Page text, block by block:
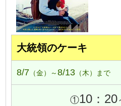
大統領のケーキ
8/7 （金）～8/13 （木）まで
①10：20